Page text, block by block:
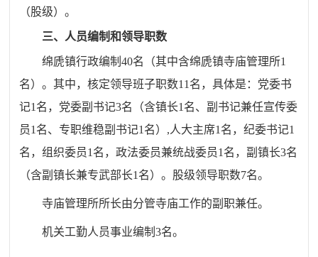
（股级）。
三、人员编制和领导职数
绵虒镇行政编制40名（其中含绵虒镇寺庙管理所1
名）。其中，核定领导班子职数11 名，具体是：党委书
记1 名，党委副书记3名（含镇长1 名、副书记兼任宣传委
员1 名、 专职维稳副书记1 名） ,人大主席1 名，纪委书记1
名，组织委员1 名，政法委员兼统战委员1 名，副镇长3名
（含副镇长兼专武部长1名）。股级领导职数7名。
寺庙管理所所长由分管寺庙工作的副职兼任。
机关工勤人员事业编制3名。